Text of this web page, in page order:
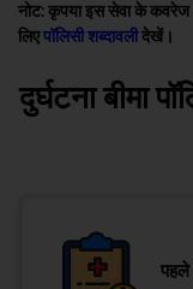
नोट: कृपया इस सेवा के कवरेज
लिएपॉलिसी शब्दावलीदेखें।
दुर्घटना बीमा
पहले